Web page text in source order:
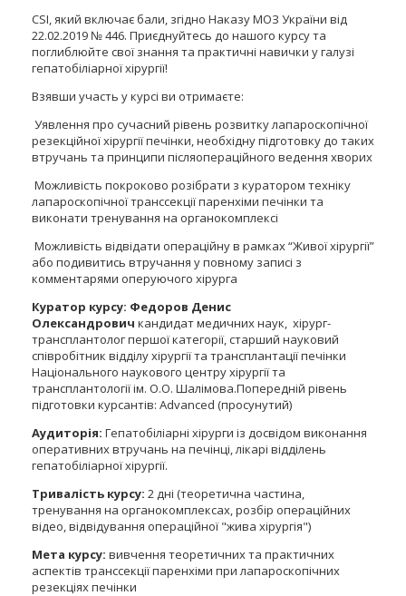
CSI, який включає бали, згідно Наказу МОЗ України від
22.02.2019 № 446. Приєднуйтесь до нашого курсу та
поглиблюйте свої знання та практичні навички у галузі
гепатобіліарної хірургії!
Взявши участь у курсі ви отримаєте:
Уявлення про сучасний рівень розвитку лапароскопічної
резекційної хірургії печінки, необхідну підготовку до таких
втручань та принципи післяопераційного ведення хворих
Можливість покроково розібрати з куратором техніку
лапароскопічної транссекції паренхіми печінки та
виконати тренування на органокомплексі
Можливість відвідати операційну в рамках “Живої хірургії”
або подивитись втручання у повному записі з
комментарями оперуючого хірурга
Куратор курсу: Федоров Денис
Олександрович кандидат медичних наук, хірург-
трансплантолог першої категорії, старший науковий
співробітник відділу хірургії та трансплантації печінки
Національного наукового центру хірургії та
трансплантології ім. О.О. Шалімова.Попередній рівень
підготовки курсантів: Advanced (просунутий)
Аудиторія: Гепатобіліарні хірурги із досвідом виконання
оперативних втручань на печінці, лікарі відділень
гепатобіліарної хірургії.
Тривалість курсу: 2 дні (теоретична частина,
тренування на органокомплексах, розбір операційних
відео, відвідування операційної "жива хірургія")
Мета курсу: вивчення теоретичних та практичних
аспектів транссекції паренхіми при лапароскопічних
резекціях печінки